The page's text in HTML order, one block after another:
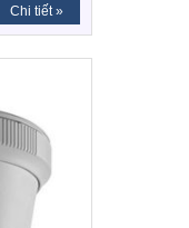
Chi tiết »